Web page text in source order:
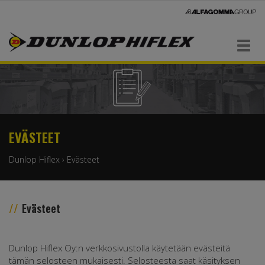
Navigaatio
EVÄSTEET
Dunlop Hiflex › Evästeet
Evästeet
Dunlop Hiflex Oy:n verkkosivustolla käytetään evästeitä
tämän selosteen mukaisesti. Selosteesta saat käsityksen